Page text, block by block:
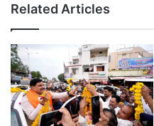
Related Articles